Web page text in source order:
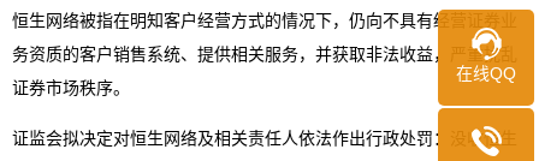
恒生网络被指在明知客户经营方式的情况下，仍向不具有经营证券业
务资质的客户销售系统、提供相关服务，并获取非法收益，严重扰乱
证券市场秩序。
证监会拟决定对恒生网络及相关责任人依法作出行政处罚：没收恒生
在线QQ